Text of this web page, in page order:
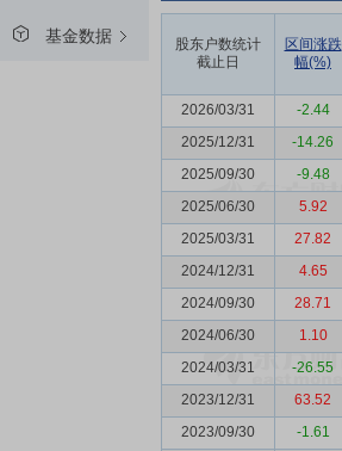
基金数据
股东户数统计
截止日
区间涨跌
幅(%)
2026/03/31 -2.44
2025/12/31
-14.26
2025/09/30
-9.48
2025/06/30
5.92
2025/03/31
27.82
2024/12/31
4.65
2024/09/30
28.71
2024/06/30
1.10
2024/03/31
-26.55
2023/12/31
63.52
2023/09/30
-1.61